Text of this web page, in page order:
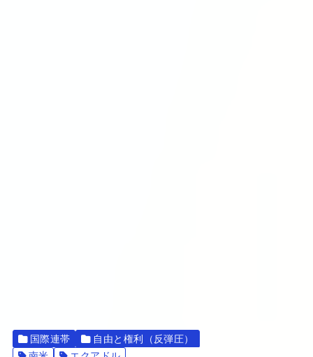
国際連帯
自由と権利（反弾圧）